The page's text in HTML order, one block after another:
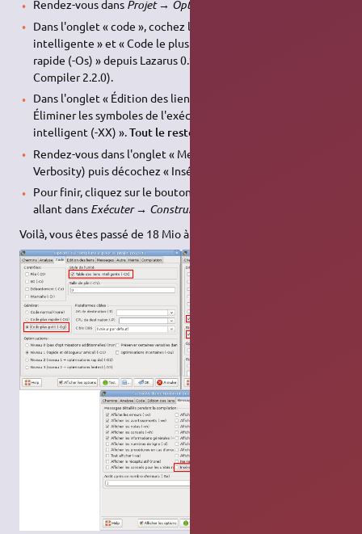
Rendez-vous dans Projet → Options du compilateur
Dans l'onglet « code », cochez les cases « Table des liens
intelligente » et « Code le plus petit » (« Petit plutôt que
rapide (-Os) » depuis Lazarus 0.9.26-2 et Free Pascal
Compiler 2.2.0).
Dans l'onglet « Édition des liens », cochez
Éliminer les symboles de l'exécutable (-Xs) » et « Lien
intelligent (-XX) ».Tout le reste doit être décoché !
Rendez-vous dans l'onglet « Message » (attention:
Verbosity) puis décochez « Insérer un logo FPC (-l) ».
Pour finir, cliquez sur le bouton « OK », puis compilez en
allant dans Exécuter → Construire tout
Voilà, vous êtes passé de 18 Mio à environ 2,3 Mio…